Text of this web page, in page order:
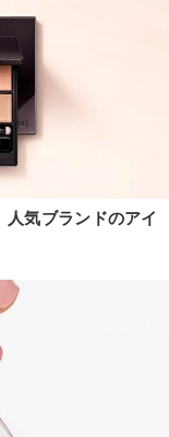
気ブランドのアイ